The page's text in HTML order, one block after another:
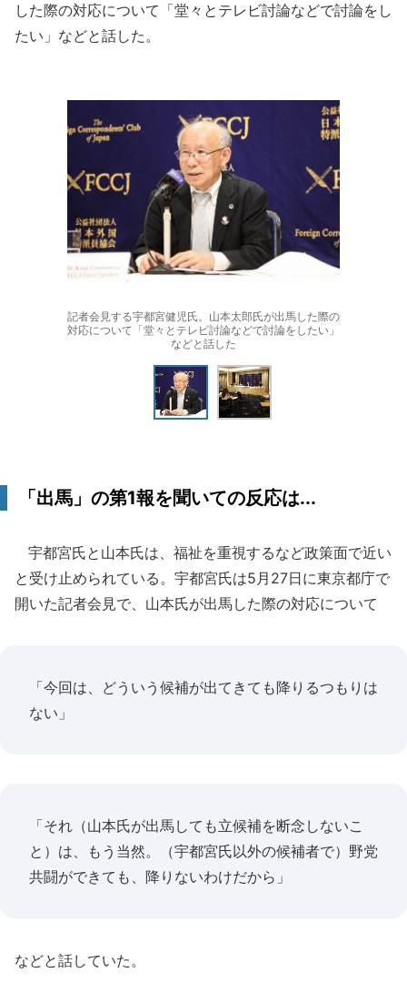
した際の対応について「堂々とテレビ討論などで討論をし
たい」などと話した。
記者会見する宇都宮健児氏。山本太郎氏が出馬した際の
対応について「堂々とテレビ討論などで討論をしたい」
などと話した
「出馬」の第1報を聞いての反応は...
宇都宮氏と山本氏は、福祉を重視するなど政策面で近い
と受け止められている。宇都宮氏は5月27日に東京都庁で
開いた記者会見で、山本氏が出馬した際の対応について
「今回は、どういう候補が出てきても降りるつもりは
ない」
「それ（山本氏が出馬しても立候補を断念しないこ
と）は、もう当然。（宇都宮氏以外の候補者で）野党
共闘ができても、降りないわけだから」
などと話していた。